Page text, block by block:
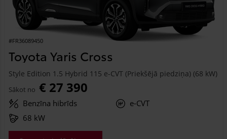
#FR36089450
Toyota Yaris Cross
Style Edition 1.5 Hybrid 115 e-CVT (Priekšējā piedziņa) (68 kW)
Sākot no € 27 390
Benzīna hibrīds
e-CVT
68 kW